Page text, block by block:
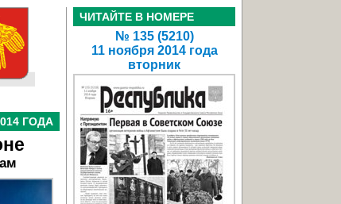
ГОДА
ЧИТАЙТЕ В НОМЕРЕ
№ 135 (5210)
11 ноября 2014 года
вторник